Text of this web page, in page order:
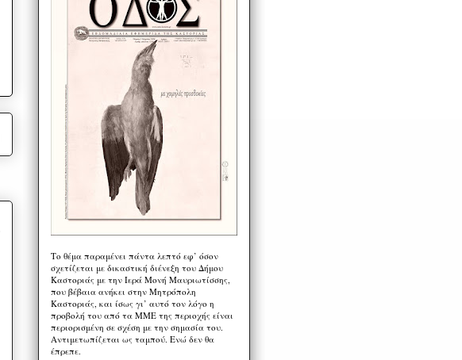
Το θέμα παραμένει πάντα λεπτό εφ’ όσον
σχετίζεται με δικαστική διένεξη του Δήμου
Καστοριάς με την Ιερά Μονή Μαυριωτίσσης,
που βέβαια ανήκει στην Μητρόπολη
Καστοριάς, και ίσως γι’ αυτό τον λόγο η
προβολή του από τα ΜΜΕ της περιοχής είναι
περιορισμένη σε σχέση με την σημασία του.
Αντιμετωπίζεται ως ταμπού. Ενώ δεν θα
έπρεπε.